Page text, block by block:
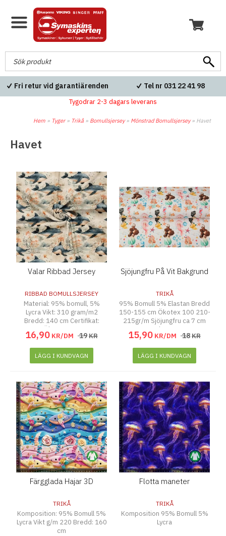
Fri retur vid garantiärenden Tel nr 031 22 41 98
Tygodrar 2-3 dagars leverans
Hem » Tyger» Trikå » Bomullsjersey» Mönstrad Bomullsjersey» Havet
Havet
Valar Ribbad Jersey
RIBBAD BOMULLSJERSEY
Material: 95% bomull, 5%
Lycra Vikt: 310 gram/m2
Bredd: 140 cm Certifikat:
Ökotex 100
16,90 KR/DM 19KR
LÄGG I KUNDVAGN
Sjöjungfru På Vit Bakgrund
TRIKÅ
95% Bomull 5% Elastan Bredd
150-155 cm Ökotex 100 210-
215gr/m Sjöjungfru ca 7 cm
hög
15,90 KR/DM 18KR
LÄGG I KUNDVAGN
Färgglada Hajar 3D
TRIKÅ
Komposition: 95% Bomull 5%
Lycra Vikt g/m 220 Bredd: 160
cm
Flotta maneter
TRIKÅ
Komposition 95% Bomull 5%
Lycra